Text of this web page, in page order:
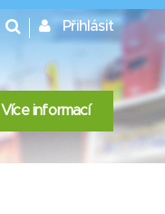
Přihlásit
Více informací